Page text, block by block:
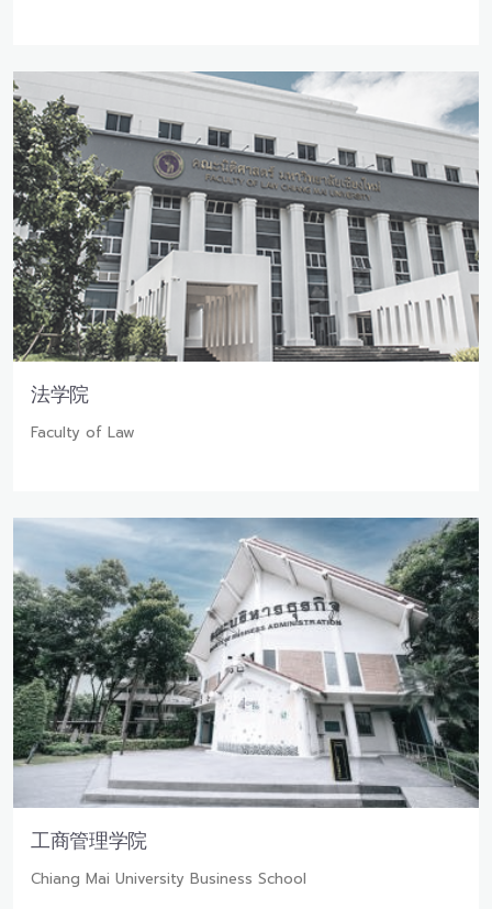
法学院
Faculty of Law
工商管理学院
Chiang Mai University Business School